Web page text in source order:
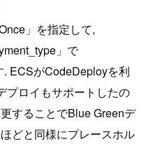
」を指定して,
」で
. ECSがCodeDeployを利
プロイもサポートしたの
することでBlue Greenデ
どと同様にプレースホル